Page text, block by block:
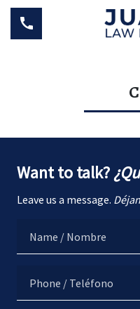
Want to talk?
Leave us a message.